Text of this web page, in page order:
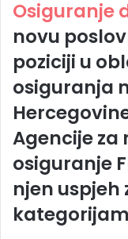
Osiguranje
novu
poziciji u
osiguranja
Agencije za
osiguranje
njen uspjeh